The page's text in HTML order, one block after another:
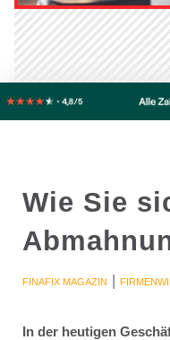
Wie Sie
FINAFIX MAGAZIN |
In der heutigen